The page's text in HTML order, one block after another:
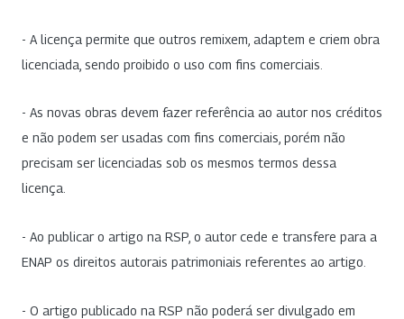
- A licença permite que outros remixem, adaptem e criem obra
licenciada, sendo proibido o uso com fins comerciais.
- As novas obras devem fazer referência ao autor nos créditos
e não podem ser usadas com fins comerciais, porém não
precisam ser licenciadas sob os mesmos termos dessa
licença.
- Ao publicar o artigo na RSP, o autor cede e transfere para a
ENAP os direitos autorais patrimoniais referentes ao artigo.
- O artigo publicado na RSP não poderá ser divulgado em